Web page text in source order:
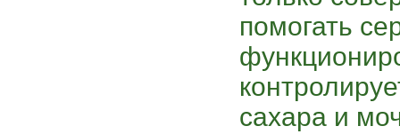
помогать
сахара и